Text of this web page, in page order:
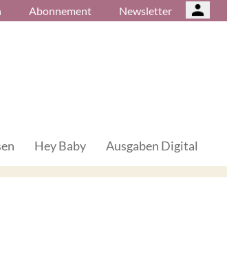
Abonnement Newsletter
Hey Baby Ausgaben Digital